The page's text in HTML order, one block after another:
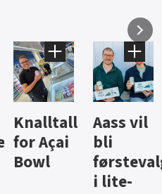
Brus og
jus fra
Berentsen
Hard
iste fra
Hansa